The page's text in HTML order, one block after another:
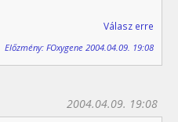
Válasz erre
Előzmény: FOxygene 2004.04.09. 19:08
2004.04.09. 19:08